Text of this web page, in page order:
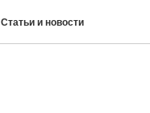
Статьи и новости